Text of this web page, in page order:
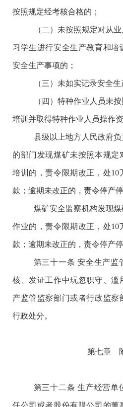
按照规定经考核合格的；
（二）未按照规定对从
习学生进行安全生产教育和培
安全生产事项的；
（三）未如实记录安全
（四）特种作业人员未
培训并取得特种作业人员操作
县级以上地方人民政府
的部门发现煤矿未按照本规定
培训的，责令限期改正，处10
款；逾期未改正的，责令停产停
煤矿安全监察机构发现
作业的，责令限期改正，处10
款；逾期未改正的，责令停产停
第三十一条 安全生产监
核、发证工作中玩忽职守、滥
产监管监察部门或者行政监察
行政处分。
第七章
第三十二条 生产经营单
任公司或者股份有限公司的董